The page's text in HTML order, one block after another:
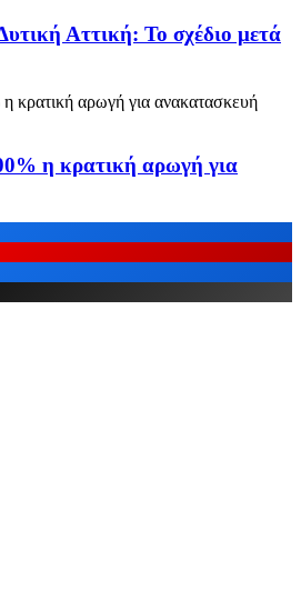
Αττική: Το σχέδιο μετά
η κρατική αρωγή για